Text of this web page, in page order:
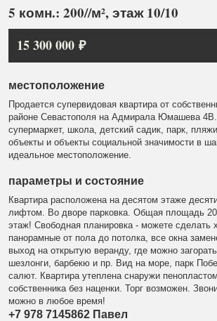
5 комн.: 200//м², этаж 10/10
15 300 000 ₽
местоположение
Продается супервидовая квартира от
районе Севастополя на Адмирала Юмашева
супермаркет, школа, детский садик, парк,
объекты и объекты социальной значимости в
идеальное местоположение.
параметры и состояние
Квартира расположена на десятом этаже
лифтом. Во дворе парковка. Общая площадь
этаж! Свободная планировка - можете сделать
панорамные от пола до потолка, все окна
выход на открытую веранду, где можно
шезлонги, барбекю и пр. Вид на море, парк
салют. Квартира утеплена снаружи
собственника без наценки. Торг возможен.
можно в любое время!
+7 978 7145862 Павел